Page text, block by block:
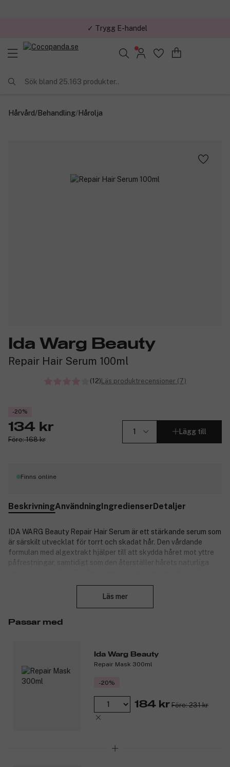
✓ Trygg E-handel
Sök bland 25.163 produkter..
Hårvård/Behandling/Hårolja
Ida Warg Beauty
Repair Hair Serum 100ml
(12) Läs produktrecensioner (7)
-20%
134 kr
Före: 168 kr
Lägg till
Finns online
BeskrivningAnvändningIngredienserDetaljer
IDA WARG Beauty Repair Hair Serum är ett stärkande serum som
är särskilt utvecklat för torrt och skadat hår. Den vårdande
formulan med algextrakt hjälper till att skydda håret mot yttre
påfrestningar, samtidigt som den återställer hårets naturliga
Läs mer
Passar med
Ida Warg Beauty
Repair Mask 300ml
-20%
184 kr Före: 231 kr